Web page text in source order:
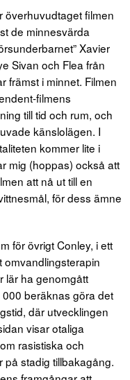
överhuvudtaget filmen
de minnesvärda
Xavier
Sivan och Flea från
främst i minnet. Filmen
filmens
till tid och rum, och
känslolägen. I
kommer lite i
mig (hoppas) också att
att nå ut till en
för dess ämne
för övrigt Conley, i ett
lär ha genomgått
000 beräknas göra det
där utvecklingen
visar otaliga
rasistiska och
stadig tillbakagång.